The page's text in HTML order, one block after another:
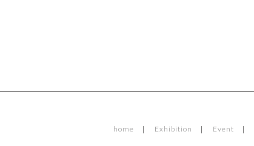
home Exhibition Event